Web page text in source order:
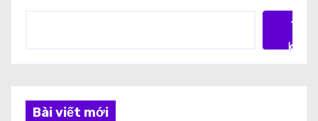
Tìm
kiếm
Bài viết mới